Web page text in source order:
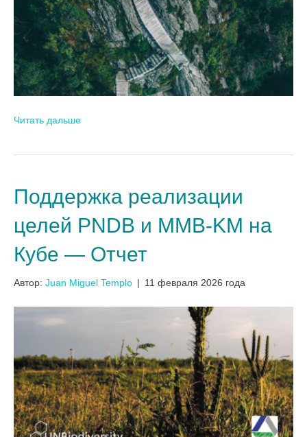
Читать дальше
Поддержка реализации
целей PNDB и MMB-KM на
Кубе — Отчет
Автор: Juan Miguel Templo | 11 февраля 2026 года